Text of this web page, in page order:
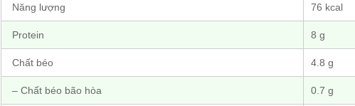
Năng lượng 76 kcal
Protein 8 g
Chất béo 4.8 g
– Chất béo bão hòa 0.7 g